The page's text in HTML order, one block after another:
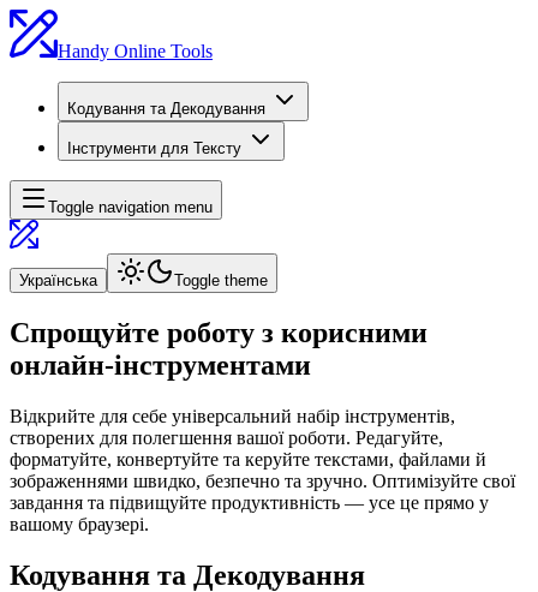
Handy Online Tools
Кодування та Декодування
Інструменти для Тексту
Toggle navigation menu
Українська Toggle theme
Спрощуйте роботу з корисними
онлайн-інструментами
Відкрийте для себе універсальний набір інструментів,
створених для полегшення вашої роботи. Редагуйте,
форматуйте, конвертуйте та керуйте текстами, файлами й
зображеннями швидко, безпечно та зручно. Оптимізуйте свої
завдання та підвищуйте продуктивність — усе це прямо у
вашому браузері.
Кодування та Декодування